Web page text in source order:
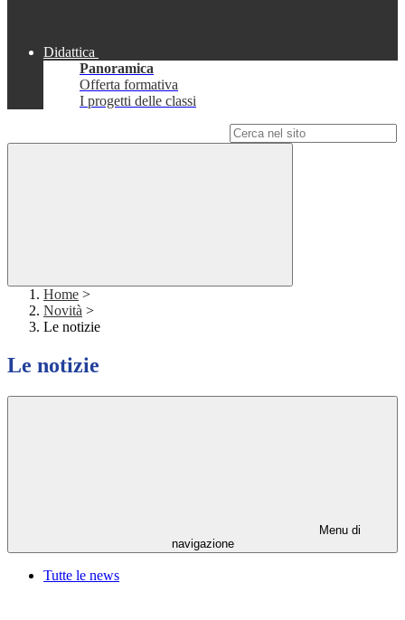
Didattica
Panoramica
Offerta formativa
I progetti delle classi
Home >
Novità >
Le notizie
Le notizie
Menu di
navigazione
Tutte le news